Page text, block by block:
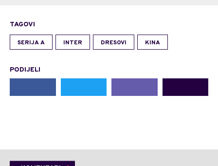
TAGOVI
SERIJA A INTER DRESOVI KINA
PODIJELI